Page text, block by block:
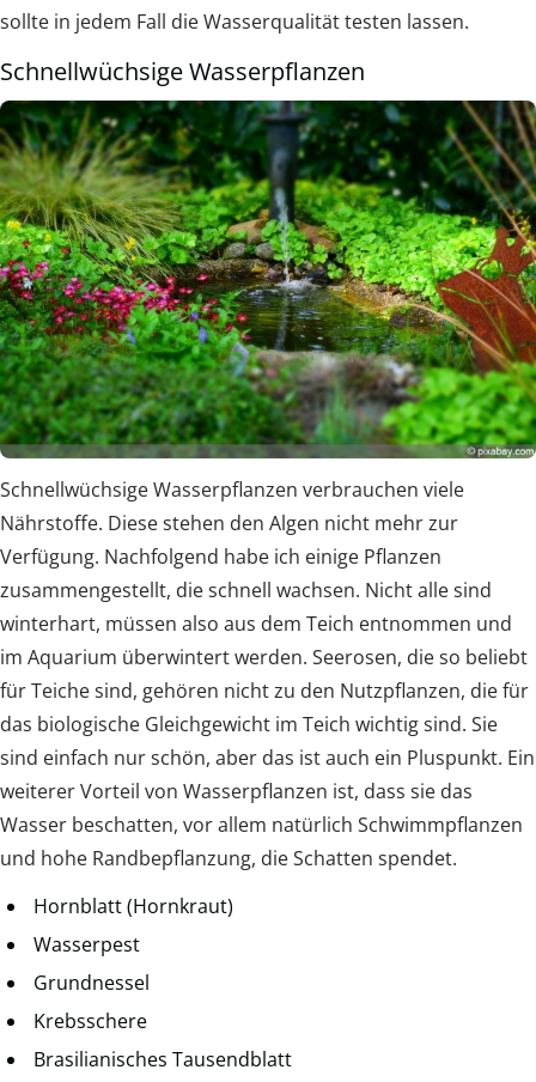
sollte in jedem Fall die Wasserqualität testen lassen.
Schnellwüchsige Wasserpflanzen
Schnellwüchsige Wasserpflanzen verbrauchen viele
Nährstoffe. Diese stehen den Algen nicht mehr zur
Verfügung. Nachfolgend habe ich einige Pflanzen
zusammengestellt, die schnell wachsen. Nicht alle sind
winterhart, müssen also aus dem Teich entnommen und
im Aquarium überwintert werden. Seerosen, die so beliebt
für Teiche sind, gehören nicht zu den Nutzpflanzen, die für
das biologische Gleichgewicht im Teich wichtig sind. Sie
sind einfach nur schön, aber das ist auch ein Pluspunkt. Ein
weiterer Vorteil von Wasserpflanzen ist, dass sie das
Wasser beschatten, vor allem natürlich Schwimmpflanzen
und hohe Randbepflanzung, die Schatten spendet.
Hornblatt (Hornkraut)
Wasserpest
Grundnessel
Krebsschere
Brasilianisches Tausendblatt